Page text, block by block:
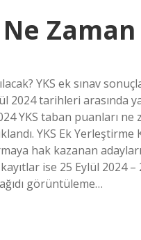
YKS ek sınav
2024 tarihleri ​​arasında
YKS taban puanları ne
YKS Ek Yerleştirme
hak kazanan
ise 25 Eylül 2024
görüntüleme…